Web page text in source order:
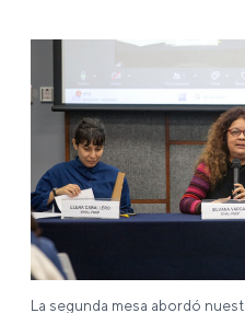
La segunda mesa abordó